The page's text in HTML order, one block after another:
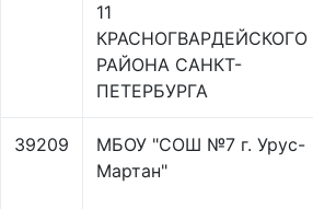
11
КРАСНОГВАРДЕЙСКОГО
РАЙОНА САНКТ-
ПЕТЕРБУРГА
39209
МБОУ "СОШ №7 г. Урус-
Мартан"